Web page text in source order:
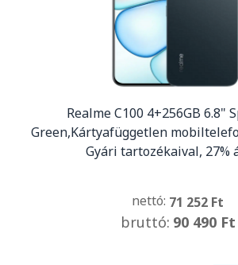
Realme C100 4+256GB 6.8"
Green,Kártyafüggetlen
Gyári tartozékaival, 27%
nettó: 71 252 Ft
bruttó: 90 490 Ft